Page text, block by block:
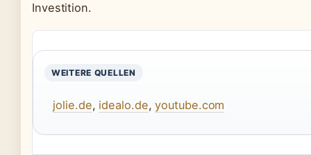
Investition.
WEITERE QUELLEN
jolie.de, idealo.de,youtube.com